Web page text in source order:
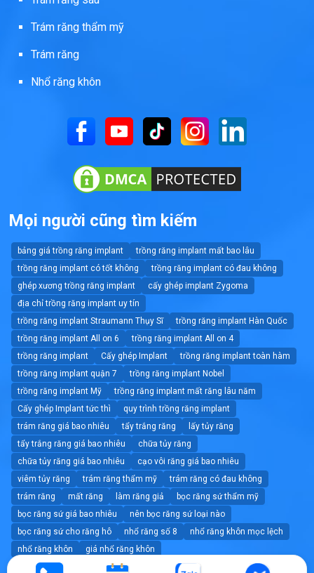
Trám răng thẩm mỹ
Trám răng
Nhổ răng khôn
Mọi người cũng tìm kiếm
bảng giá trồng răng implant
trồng răng implant mất bao lâu
trồng răng implant có tốt không
trồng răng implant có đau không
ghép xương trồng răng implant
cấy ghép implant Zygoma
địa chỉ trồng răng implant uy tín
trồng răng implant Straumann Thụy Sĩ
trồng răng implant Hàn Quốc
trồng răng implant All on 6
trồng răng implant All on 4
trồng răng implant
Cấy ghép Implant
trồng răng implant toàn hàm
trồng răng implant quận 7
trồng răng implant Nobel
trồng răng implant Mỹ
trồng răng implant mất răng lâu năm
Cấy ghép Implant tức thì
quy trình trồng răng implant
trám răng giá bao nhiêu
tẩy trắng răng
lấy tủy răng
tẩy trắng răng giá bao nhiêu
chữa tủy răng
chữa tủy răng giá bao nhiêu
cạo vôi răng giá bao nhiêu
viêm tủy răng
trám răng thẩm mỹ
trám răng có đau không
trám răng
mất răng làm răng giả
bọc răng sứ thẩm mỹ
bọc răng sứ giá bao nhiêu
nên bọc răng sứ loại nào
bọc răng sứ cho răng hô
nhổ răng số 8
nhổ răng khôn mọc lệch
nhổ răng khôn
giá nhổ răng khôn
nhổ răng không đau tốt nhất tphcm
nhổ răng